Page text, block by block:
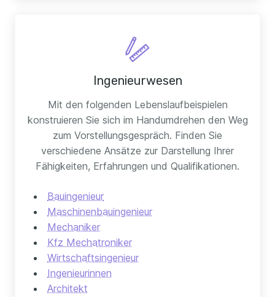
Ingenieurwesen
Mit den folgenden Lebenslaufbeispielen
konstruieren Sie sich im Handumdrehen den Weg
zum Vorstellungsgespräch. Finden Sie
verschiedene Ansätze zur Darstellung Ihrer
Fähigkeiten, Erfahrungen und Qualifikationen.
Bauingenieur
Maschinenbauingenieur
Mechaniker
Kfz Mechatroniker
Wirtschaftsingenieur
Ingenieurinnen
Architekt